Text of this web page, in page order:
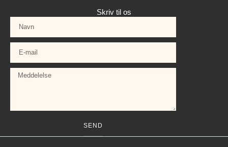
Skriv til os
SEND